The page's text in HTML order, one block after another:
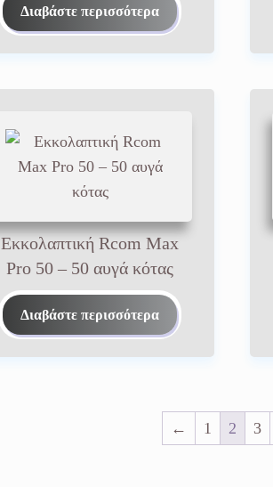
Διαβάστε περισσότερα
Εκκολαπτική Rcom Max
Pro 50 – 50 αυγά κότας
Διαβάστε περισσότερα
← 1 2 3